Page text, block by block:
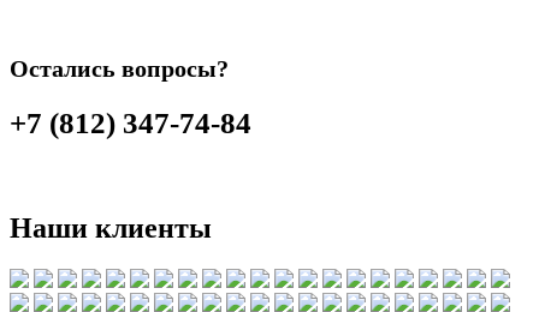
Остались вопросы?
+7 (812) 347-74-84
Наши клиенты